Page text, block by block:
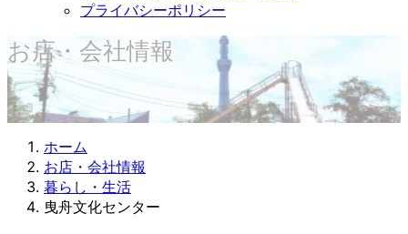
プライバシーポリシー
お店・会社情報
ホーム
お店・会社情報
暮らし・生活
曳舟文化センター